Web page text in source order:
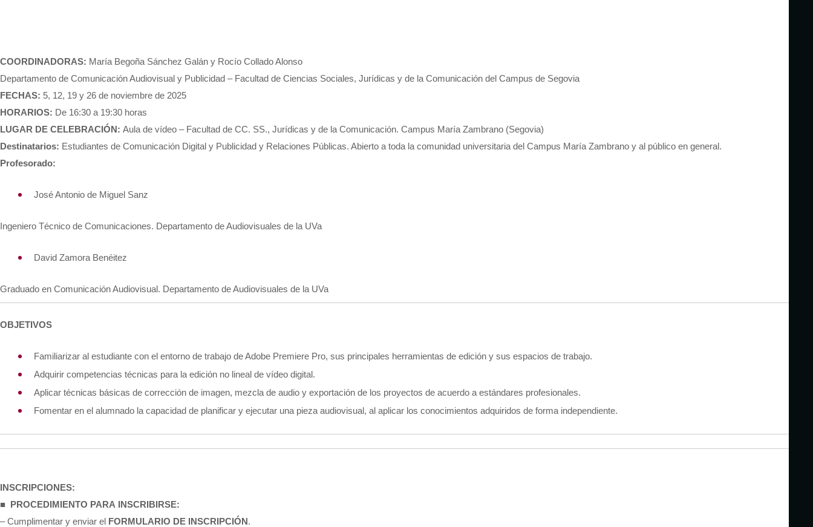
COORDINADORAS: María Begoña Sánchez Galán y Rocío Collado Alonso
Departamento de Comunicación Audiovisual y Publicidad – Facultad de Ciencias Sociales, Jurídicas y de la Comunicación del Campus de Segovia
FECHAS: 5, 12, 19 y 26 de noviembre de 2025
HORARIOS: De 16:30 a 19:30 horas
LUGAR DE CELEBRACIÓN: Aula de vídeo – Facultad de CC. SS., Jurídicas y de la Comunicación. Campus María Zambrano (Segovia)
Destinatarios: Estudiantes de Comunicación Digital y Publicidad y Relaciones Públicas. Abierto a toda la comunidad universitaria del Campus María Zambrano y al público en general.
Profesorado:
José Antonio de Miguel Sanz
Ingeniero Técnico de Comunicaciones. Departamento de Audiovisuales de la UVa
David Zamora Benéitez
Graduado en Comunicación Audiovisual. Departamento de Audiovisuales de la UVa
OBJETIVOS
Familiarizar al estudiante con el entorno de trabajo de Adobe Premiere Pro, sus principales herramientas de edición y sus espacios de trabajo.
Adquirir competencias técnicas para la edición no lineal de vídeo digital.
Aplicar técnicas básicas de corrección de imagen, mezcla de audio y exportación de los proyectos de acuerdo a estándares profesionales.
Fomentar en el alumnado la capacidad de planificar y ejecutar una pieza audiovisual, al aplicar los conocimientos adquiridos de forma independiente.
INSCRIPCIONES:
■ PROCEDIMIENTO PARA INSCRIBIRSE:
– Cumplimentar y enviar el FORMULARIO DE INSCRIPCIÓN.